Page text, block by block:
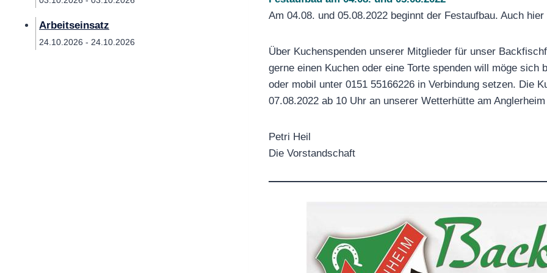
Am 04.08. und 05.08.2022 beginnt der Festaufbau. Auch
Über Kuchenspenden unserer Mitglieder für unser
gerne einen Kuchen oder eine Torte spenden will möge sich
oder mobil unter 0151 55166226 in Verbindung setzen. Die
07.08.2022 ab 10 Uhr an unserer Wetterhütte am
Petri Heil
Die Vorstandschaft
Arbeitseinsatz
24.10.2026 - 24.10.2026